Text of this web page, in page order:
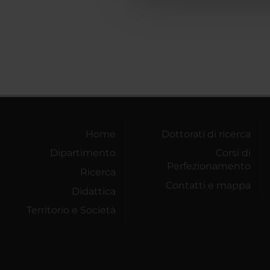
Home
Dipartimento
Ricerca
Didattica
Territorio e Società
Dottorati di ricerca
Corsi di
Perfezionamento
Contatti e mappa